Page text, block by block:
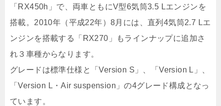
「RX450h」で、両車ともにV型6気筒3.5 Lエンジンを
搭載。2010年（平成22年）8月には、直列4気筒2.7 Lエ
ンジンを搭載する「RX270」もラインナップに追加さ
れ３車種からなります。
グレードは標準仕様と「Version S」、「Version L」、
「Version L・Air suspension」の4グレード構成となっ
ています。